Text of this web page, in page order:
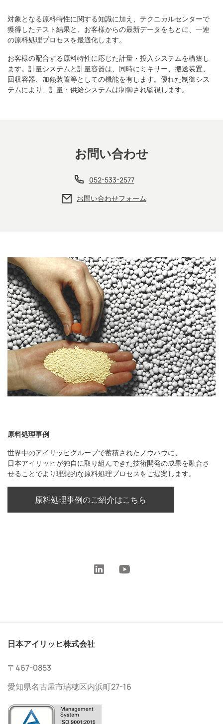
対象となる原料特性に関する知識に加え、テクニカルセンターで
獲得したテスト結果と、お客様からの最新データをもとに、一連
の原料処理プロセスを最適化します。
お客様の配合する原料特性に応じた計量・投入システムを構築し
ます。計量システムと計量容器は、同時にミキサー、搬送装置、
回収容器、加熱装置等としての機能を有します。優れた制御シス
テムにより、計量・供給システムは制御され監視します。
お問い合わせ
052-533-2577
お問い合わせフォーム
原料処理事例
世界中のアイリッヒグループで蓄積されたノウハウに、
日本アイリッヒが独自に取り組んできた技術開発の成果を融合さ
せることでより理想的な原料処理プロセスをご提案します。
原料処理事例のご紹介はこちら
日本アイリッヒ株式会社
〒467-0853
愛知県名古屋市瑞穂区内浜町27-16